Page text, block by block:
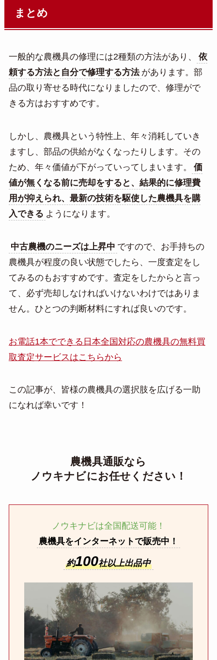
まとめ
一般的な農機具の修理には2種類の方法があり、
依
頼する方法と自分で修理する方法 があります。部
品の取り寄せる時代になりましたので、修理がで
きる方はおすすめです。
しかし、農機具という特性上、年々消耗していき
ますし、部品の供給がなくなったりします。その
ため、年々価値が下がっていってしまいます。
価
値が無くなる前に売却をすると、結果的に修理費
用が抑えられ、最新の技術を駆使した農機具を購
入できる ようになります。
中古農機のニーズは上昇中 ですので、お手持ちの
農機具が程度の良い状態でしたら、一度査定をし
てみるのもおすすめです。査定をしたからと言っ
て、必ず売却しなければいけないわけではありま
せん。ひとつの判断材料にすれば良いのです。
お電話1本でできる日本全国対応の農機具の無料買
取査定サービスはこちらから
この記事が、皆様の農機具の選択肢を広げる一助
になれば幸いです！
農機具通販なら
ノウキナビにお任せください！
ノウキナビは全国配送可能！
農機具をインターネットで販売中！
約100社以上出品中